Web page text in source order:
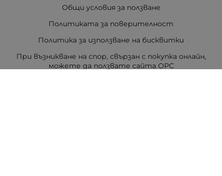
Общи условия за ползване
Политиката за поверителност
Политика за използване на бисквитки
При възникване на спор, свързан с покупка онлайн,
можете да ползвате сайта ОРС